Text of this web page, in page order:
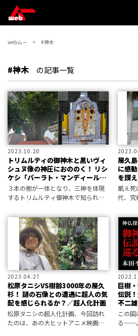
webムー #神木
#神木 の記事一覧
2023.10.20
トリムルティの御神木と黒いヴィ
シュヌ像の神圧におののく！ リシ
ケシ「バーラト・マンディール寺
院」の神秘／ムー旅インド
３本の樹が一体となり、三神を体現
するトリムルティ御神木で知られる
黒いヴィシュヌ像が迎えてくれた。
屋久
に感
を讃
計画
飢え死
代、究
2023.04.27
松原タニシVS樹齢3000年の屋久
杉！ 謎の石像との遭遇に超人の気
配を感じられるか？／超人化計画
松原タニシの超人化計画、今回訪れ
たのは、あの大ヒットアニメ映画の
巨樹
伝説
不二雄
この
る──